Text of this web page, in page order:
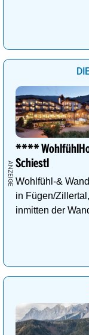
****
Schiestl
Wohlfühl-&
in Fügen/Zillertal,
inmitten der